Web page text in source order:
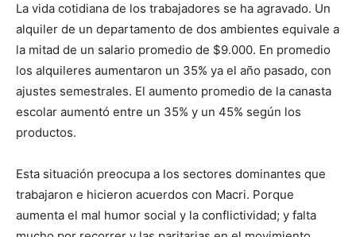
La vida cotidiana de los trabajadores se ha agravado. Un
alquiler de un departamento de dos ambientes equivale a
la mitad de un salario promedio de $9.000. En promedio
los alquileres aumentaron un 35% ya el año pasado, con
ajustes semestrales. El aumento promedio de la canasta
escolar aumentó entre un 35% y un 45% según los
productos.
Esta situación preocupa a los sectores dominantes que
trabajaron e hicieron acuerdos con Macri. Porque
aumenta el mal humor social y la conflictividad; y falta